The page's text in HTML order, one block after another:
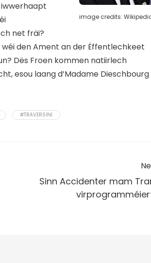
image credits:
iwwerhaapt
net fräi?
den Ament an der Ëffentlechkeet
Dës Froen kommen natiirlech
esou laang d’Madame Dieschbourg
#TRAVERSINI
Sinn Accidenter mam